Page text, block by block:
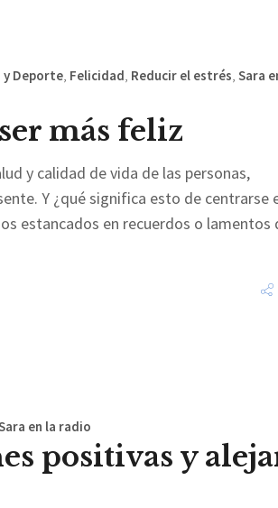
y Deporte, Felicidad, Reducir el estrés, Sara
más feliz
y calidad de vida de las personas,
Y ¿qué significa esto de centrarse
estancados en recuerdos o lamentos
en la radio
positivas y